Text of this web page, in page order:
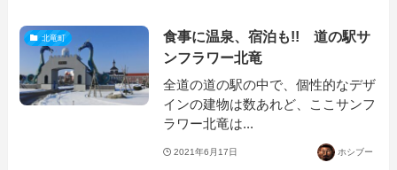
北竜町
食事に温泉、宿泊も!! 道の駅サ
ンフラワー北竜
全道の道の駅の中で、個性的なデザ
インの建物は数あれど、ここサンフ
ラワー北竜は...
2021年6月17日 ホシブー